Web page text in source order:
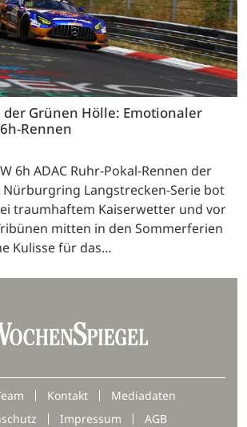
Grünen Hölle: Emotionaler
Rennen
6h ADAC Ruhr-Pokal-Rennen der
Nürburgring Langstrecken-Serie bot
traumhaftem Kaiserwetter und vor
mitten in den Sommerferien
Kulisse für das…
Kontakt
Mediadaten
Impressum AGB